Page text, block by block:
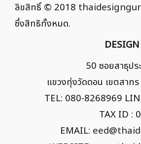
ลิขสิทธิ์ © 2018
ซึ่งสิทธิทั้งหมด.
50 ซอยสาธุป
แขวงทุ่งวัดดอน เขตสาท
TEL: 080-8268969
TAX ID :
EMAIL: